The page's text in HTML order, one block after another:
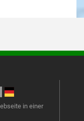
in einer